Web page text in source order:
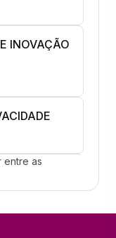
INOVAÇÃO
AMBIENTE
entre as